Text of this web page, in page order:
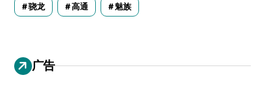
骁龙 高通 魅族
广告